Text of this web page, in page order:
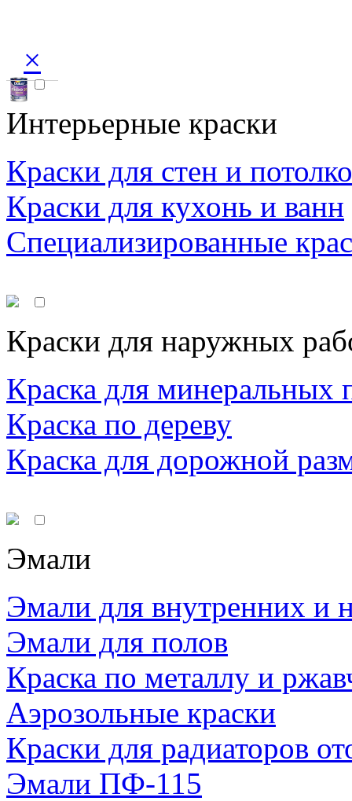
×
Интерьерные краски
Краски для стен и
Краски для кухонь и ванн
Специализированные
Краски для наружных
Краска для минеральных
Краска по дереву
Краска для дорожной
Эмали
Эмали для внутренних и
Эмали для полов
Краска по металлу и
Аэрозольные краски
Краски для радиаторов
Эмали ПФ-115